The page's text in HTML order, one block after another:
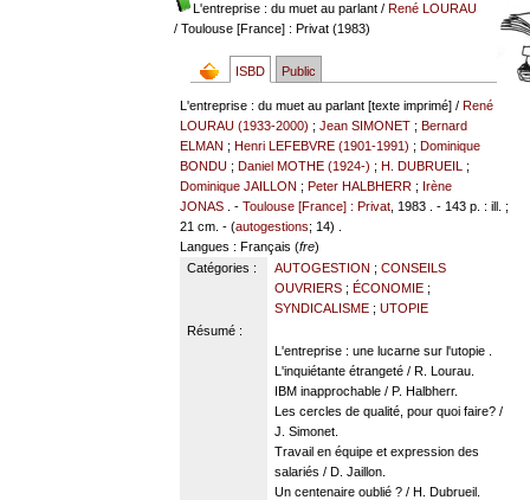
L'entreprise : du muet au parlant/ René LOURAU
/ Toulouse [France] : Privat (1983)
ISBD Public
L'entreprise : du muet au parlant [texte imprimé] /René
LOURAU (1933-2000) ;Jean SIMONET ;Bernard
ELMAN ;Henri LEFEBVRE (1901-1991) ;Dominique
BONDU ;Daniel MOTHE (1924-) ;H. DUBRUEIL
;
Dominique JAILLON ;Peter HALBHERR ; Irène
JONAS . -Toulouse [France] : Privat , 1983 . - 143 p. : ill. ;
21 cm. - (autogestions; 14) .
Langues : Français (fre)
Catégories :
AUTOGESTION ; CONSEILS
OUVRIERS; ÉCONOMIE;
SYNDICALISME; UTOPIE
Résumé :
L'entreprise : une lucarne sur l'utopie .
L'inquiétante étrangeté / R. Lourau.
IBM inapprochable / P. Halbherr.
Les cercles de qualité, pour quoi faire? /
J. Simonet.
Travail en équipe et expression des
salariés / D. Jaillon.
Un centenaire oublié ? / H. Dubrueil.